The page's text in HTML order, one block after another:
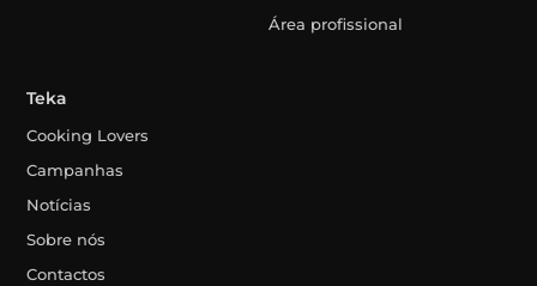
Área profissional
Teka
Cooking Lovers
Campanhas
Notícias
Sobre nós
Contactos